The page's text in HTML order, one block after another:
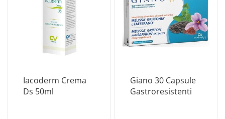
Iacoderm Crema
Ds 50ml
Giano 30 Capsule
Gastroresistenti